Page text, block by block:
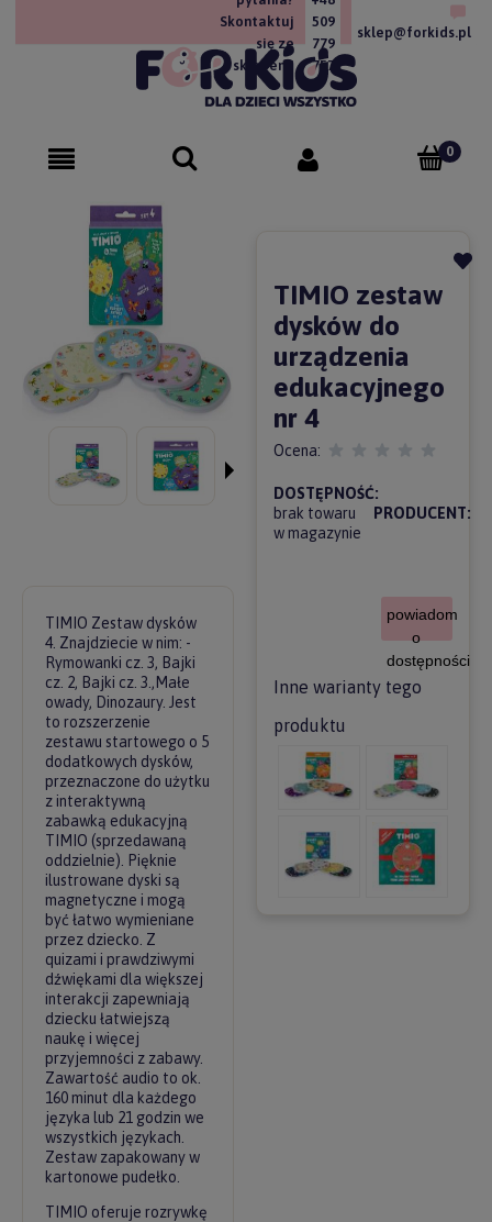
Skontaktuj
się ze
sklepem!
509
779
757
sklep@forkids.pl
TIMIO Zestaw dysków
4. Znajdziecie w nim: -
Rymowanki cz. 3, Bajki
cz. 2, Bajki cz. 3.,Małe
owady, Dinozaury. Jest
to rozszerzenie
zestawu startowego o 5
dodatkowych dysków,
przeznaczone do użytku
z interaktywną
zabawką edukacyjną
TIMIO (sprzedawaną
oddzielnie). Pięknie
ilustrowane dyski są
magnetyczne i mogą
być łatwo wymieniane
przez dziecko. Z
quizami i prawdziwymi
dźwiękami dla większej
interakcji zapewniają
dziecku łatwiejszą
naukę i więcej
przyjemności z zabawy.
Zawartość audio to ok.
160 minut dla każdego
języka lub 21 godzin we
wszystkich językach.
Zestaw zapakowany w
kartonowe pudełko.
TIMIO oferuje rozrywkę
TIMIO zestaw
dysków do
urządzenia
edukacyjnego
nr 4
Ocena:
DOSTĘPNOŚĆ:
brak towaru
w magazynie
PRODUCENT:
powiadom
o
dostępności
Inne warianty tego
produktu